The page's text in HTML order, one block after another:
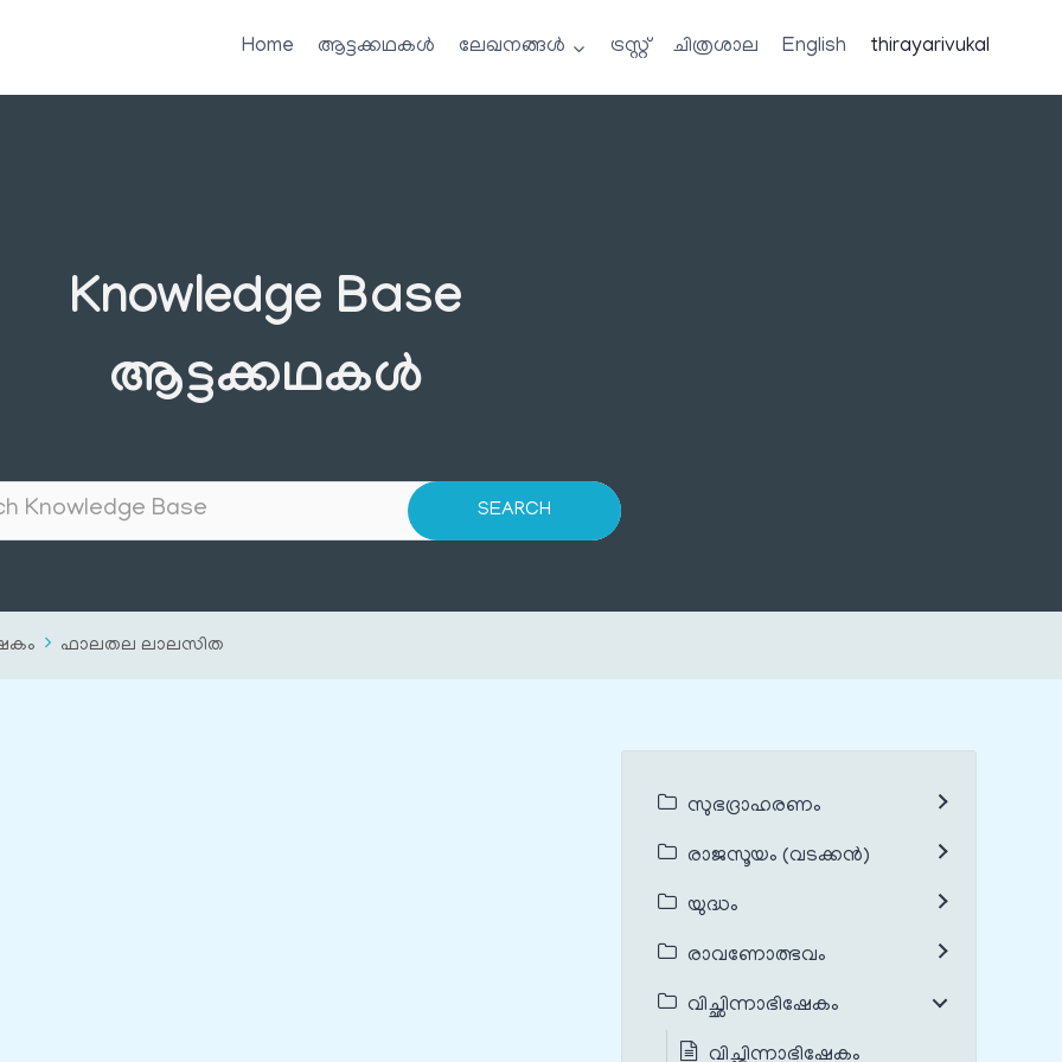
Home ആട്ടക്കഥകൾ ലേഖനങ്ങൾ ട്രസ്റ്റ് ചിത്രശാല English thirayarivukal
Knowledge Base
ആട്ടക്കഥകൾ
ഫാലതല ലാലസിത
സുഭദ്രാഹരണം
രാജസൂയം (വടക്കൻ)
യുദ്ധം
രാവണോത്ഭവം
വിച്ഛിന്നാഭിഷേകം
വിച്ഛിന്നാഭിഷേകം